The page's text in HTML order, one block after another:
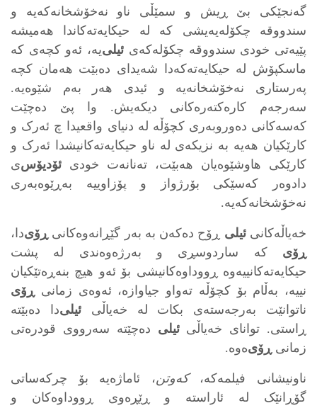
گه‌نجێکی بێ‌ ڕیش و سمێڵی ناو نه‌خۆشخانه‌که‌یه‌ و
سندووقه‌ چکۆله‌یه‌یشی که‌ له‌ حیکایه‌ته‌کاندا هه‌میشه‌
پێیه‌تی خودی سندووقه‌ چکۆله‌که‌ی ئیلی‌یه‌، ئه‌و کچه‌ی که‌
ماسکپۆش له‌ حیکایه‌ته‌که‌دا شه‌یدای ده‌بێت هه‌مان کچه‌
په‌رستاری نه‌خۆشخانه‌یه‌ و ئیدی هه‌ر به‌م شێوه‌یه‌.
سه‌رجه‌م کاره‌کته‌ره‌کانی دیکه‌یش. وا پێ ده‌چێت
که‌سه‌کانی ده‌وروبه‌ری کچۆڵه‌ له‌ دنیای واقعیدا چ ئەرک و
کارێکیان هه‌یه‌ به‌ نزیکه‌ی له‌ ناو حیکایه‌ته‌کانیشدا ئەرک و
کارێکی هاوشێوه‌یان هه‌بێت، ته‌نانه‌ت خودی ئۆدیۆس‌ی
دادوەر که‌سێکی بۆرژواز و پۆزاوییه‌ به‌ڕێوه‌به‌ری
نه‌خۆشخانه‌که‌یه‌.
خه‌یاڵه‌کانیئیلی ڕۆح ده‌که‌ن به‌ به‌ر گێڕانه‌وه‌کانی ڕۆی‌دا،
ڕۆی که‌ ساردوسڕی و به‌رژه‌وه‌ندی له‌ پشت
حیکایه‌ته‌کانییه‌وه‌ ڕووداوه‌کانیشی بۆ ئه‌و هیچ بنەڕەتێکیان
نییه‌، به‌ڵام بۆ کچۆڵه‌ ته‌واو جیاوازه‌، ئه‌وه‌ی زمانی ڕۆی
ناتوانێت به‌رجه‌سته‌ی بکات له‌ خه‌یاڵیئیلی‌دا ده‌بێته‌
ڕاستی. توانای خه‌یاڵیئیلی ده‌چێته‌ سه‌رووی قودره‌تی
زمانی ڕۆی‌ه‌وه‌.
ناونیشانی فیلمه‌که،‌که‌وتن، ئاماژه‌یه‌ بۆ چرکه‌ساتی
گۆڕانێک له‌ ئاراسته‌ و ڕێڕه‌وی ڕووداوه‌کان و